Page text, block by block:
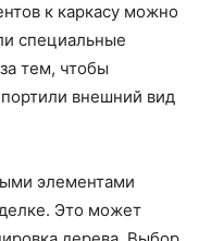
к каркасу можно
специальные
тем, чтобы
внешний вид
элементами
Это может